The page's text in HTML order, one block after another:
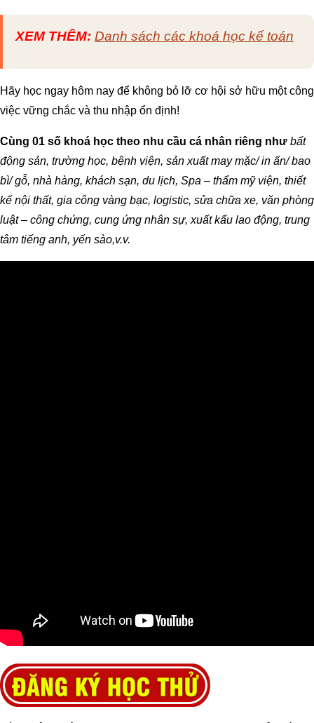
XEM THÊM: Danh sách các khoá học kế toán
Hãy học ngay hôm nay để không bỏ lỡ cơ hội sở hữu một công
việc vững chắc và thu nhập ổn định!
Cùng 01 số khoá học theo nhu cầu cá nhân riêng như bất
động sản, trường học, bệnh viện, sản xuất may mặc/ in ấn/ bao
bì/ gỗ, nhà hàng, khách sạn, du lịch, Spa – thẩm mỹ viện, thiết
kế nội thất, gia công vàng bạc, logistic, sửa chữa xe, văn phòng
luật – công chứng, cung ứng nhân sự, xuất kẩu lao động, trung
tâm tiếng anh, yến sào,v.v.